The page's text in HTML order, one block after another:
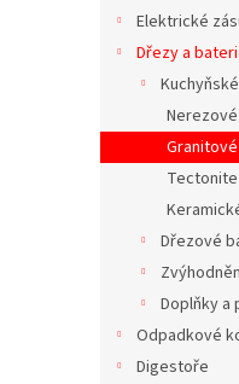
Elektrické
Dřezy a
Nerezové
Granitové
Tectonite
Dřezové
Doplňky a
Odpadkové
Digestoře